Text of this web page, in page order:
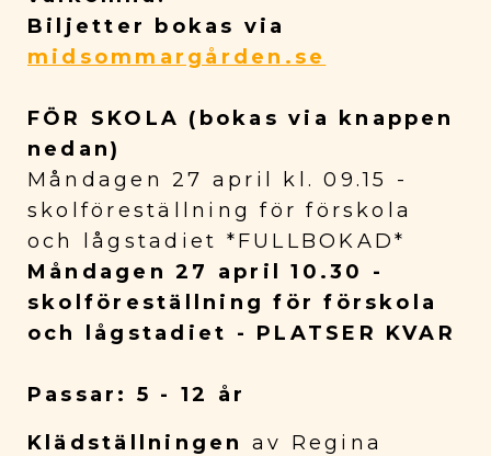
Biljetter bokas via
midsommargården.se
FÖR SKOLA (bokas via knappen
nedan)
Måndagen 27 april kl. 09.15 -
skolföreställning för förskola
och lågstadiet *FULLBOKAD*
Måndagen 27 april 10.30 -
skolföreställning för förskola
och lågstadiet - PLATSER KVAR
Passar: 5 - 12 år
Klädställningen av Regina